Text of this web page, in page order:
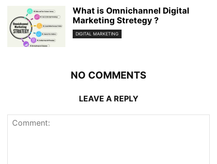
What is Omnichannel Digital
Marketing Stretegy ?
DIGITAL MARKETING
NO COMMENTS
LEAVE A REPLY